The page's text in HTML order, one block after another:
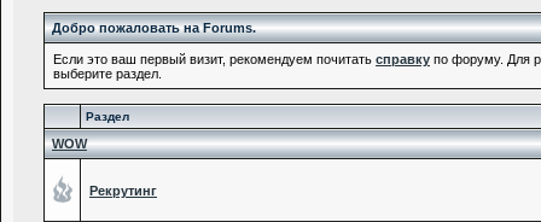
Добро пожаловать на Forums.
Если это ваш первый визит, рекомендуем почитать справку по форуму. Для
выберите раздел.
Раздел
WOW
Рекрутинг